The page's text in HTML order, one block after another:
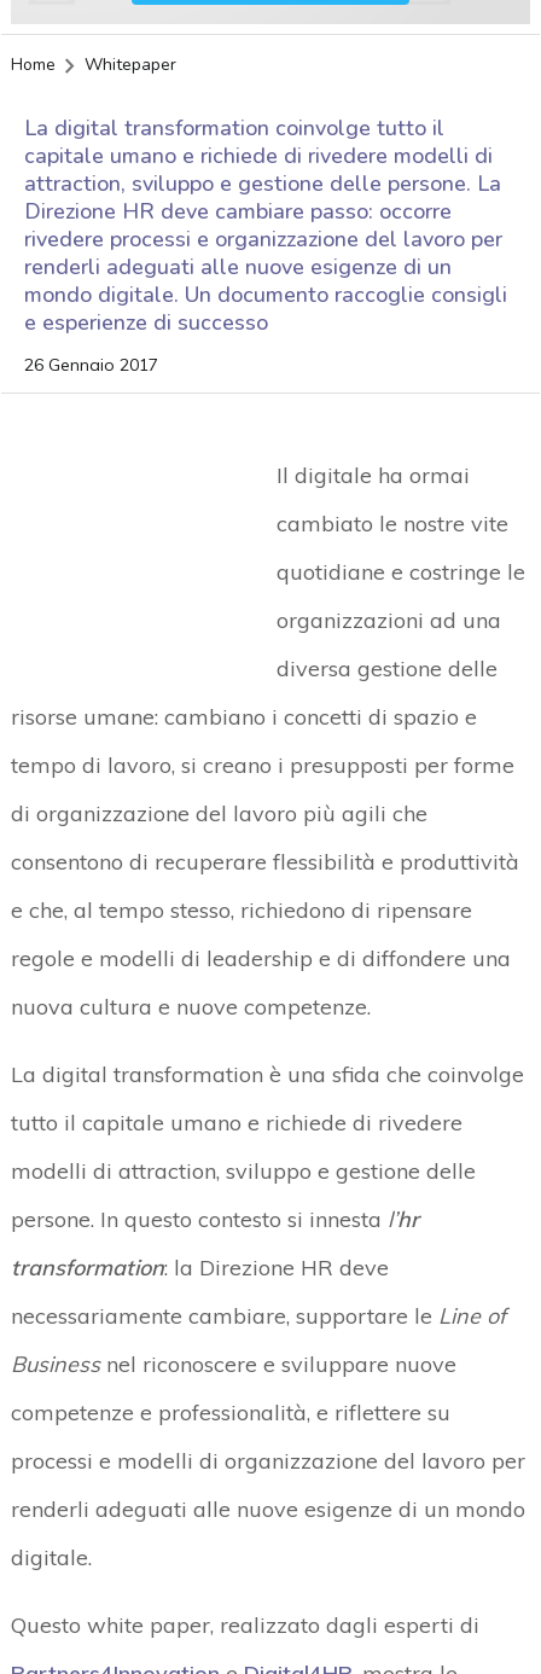
Home Whitepaper
La digital transformation coinvolge tutto il
capitale umano e richiede di rivedere modelli di
attraction, sviluppo e gestione delle persone. La
Direzione HR deve cambiare passo: occorre
rivedere processi e organizzazione del lavoro per
renderli adeguati alle nuove esigenze di un
mondo digitale. Un documento raccoglie consigli
e esperienze di successo
26 Gennaio 2017
Il digitale ha ormai
cambiato le nostre vite
quotidiane e costringe le
organizzazioni ad una
diversa gestione delle
risorse umane: cambiano i concetti di spazio e
tempo di lavoro, si creano i presupposti per forme
di organizzazione del lavoro più agili che
consentono di recuperare flessibilità e produttività
e che, al tempo stesso, richiedono di ripensare
regole e modelli di leadership e di diffondere una
nuova cultura e nuove competenze.
La digital transformation è una sfida che coinvolge
tutto il capitale umano e richiede di rivedere
modelli di attraction, sviluppo e gestione delle
persone. In questo contesto si innesta l’hr
transformation: la Direzione HR deve
necessariamente cambiare, supportare le Line of
Businessnel riconoscere e sviluppare nuove
competenze e professionalità, e riflettere su
processi e modelli di organizzazione del lavoro per
renderli adeguati alle nuove esigenze di un mondo
digitale.
Questo white paper, realizzato dagli esperti di